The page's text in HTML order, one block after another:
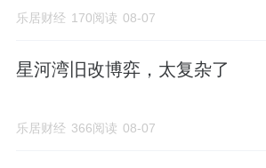
乐居财经 170阅读 08-07
星河湾旧改博弈，太复杂了
乐居财经 366阅读 08-07